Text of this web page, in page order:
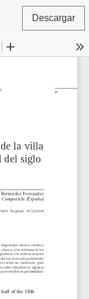
Descargar